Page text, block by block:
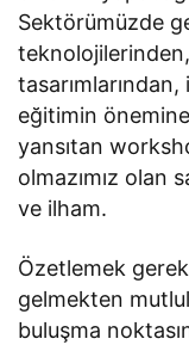
Sektörümüzde
eğitimin
yansıtan
olmazımız olan
ve ilham.
Özetlemek
gelmekten
buluşma